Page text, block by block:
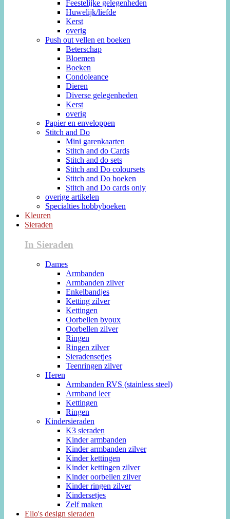
Feestelijke gelegenheden
Huwelijk/liefde
Kerst
overig
Push out vellen en boeken
Beterschap
Bloemen
Boeken
Condoleance
Dieren
Diverse gelegenheden
Kerst
overig
Papier en enveloppen
Stitch and Do
Mini garenkaarten
Stitch and do Cards
Stitch and do sets
Stitch and Do coloursets
Stitch and Do boeken
Stitch and Do cards only
overige artikelen
Specialties hobbyboeken
Kleuren
Sieraden
In Sieraden
Dames
Armbanden
Armbanden zilver
Enkelbandjes
Ketting zilver
Kettingen
Oorbellen byoux
Oorbellen zilver
Ringen
Ringen zilver
Sieradensetjes
Teenringen zilver
Heren
Armbanden RVS (stainless steel)
Armband leer
Kettingen
Ringen
Kindersieraden
K3 sieraden
Kinder armbanden
Kinder armbanden zilver
Kinder kettingen
Kinder kettingen zilver
Kinder oorbellen zilver
Kinder ringen zilver
Kindersetjes
Zelf maken
Ello's design sieraden